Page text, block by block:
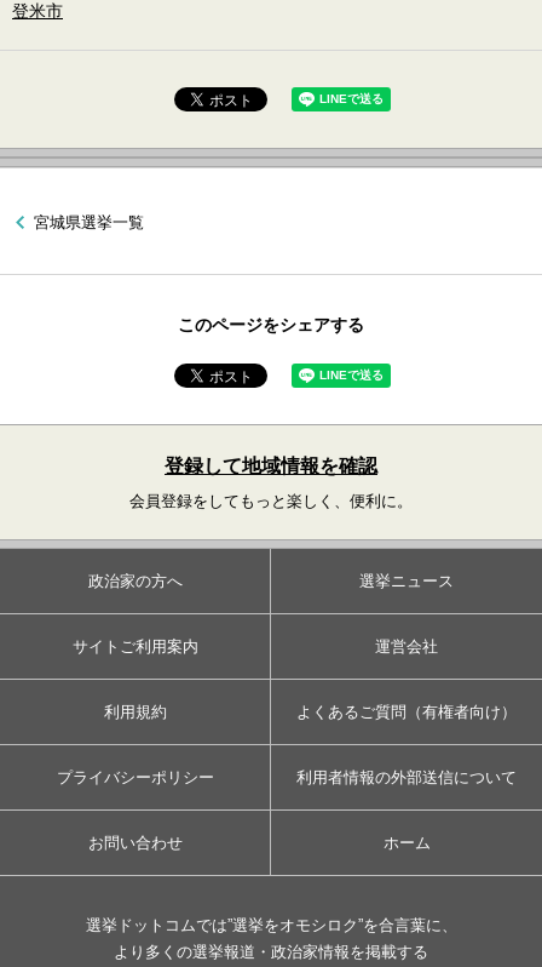
登米市
宮城県選挙一覧
このページをシェアする
登録して地域情報を確認
会員登録をしてもっと楽しく、便利に。
政治家の方へ 選挙ニュース
サイトご利用案内 運営会社
利用規約 よくあるご質問（有権者向け）
プライバシーポリシー 利用者情報の外部送信について
お問い合わせ ホーム
選挙ドットコムでは”選挙をオモシロク”を合言葉に、
より多くの選挙報道・政治家情報を掲載する